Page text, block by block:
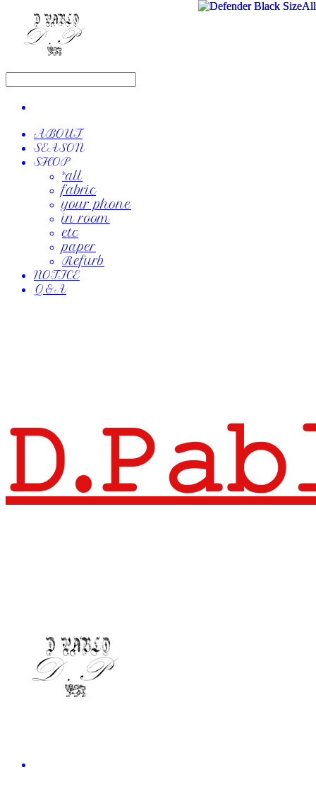
ABOUT
SEASON
SHOP
*all
fabric
your phone
in room
etc
paper
Refurb
NOTICE
Q&A